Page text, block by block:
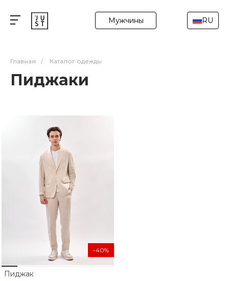
Мужчины RU
Главная / Каталог одежды
Пиджаки
Пиджак
-40%